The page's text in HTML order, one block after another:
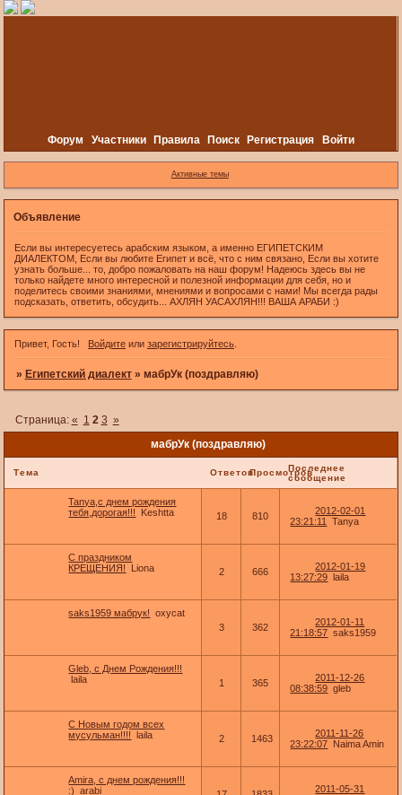
Форум Участники Правила Поиск Регистрация Войти
Активные темы
Объявление
Если вы интересуетесь арабским языком, а именно ЕГИПЕТСКИМ
ДИАЛЕКТОМ, Если вы любите Египет и всё, что с ним связано, Если вы хотите
узнать больше... то, добро пожаловать на наш форум! Надеюсь здесь вы не
только найдете много интересной и полезной информации для себя, но и
поделитесь своими знаниями, мнениями и вопросами с нами! Мы всегда рады
подсказать, ответить, обсудить... АХЛЯН УАСАХЛЯН!!! ВАША АРАБИ :)
Привет, Гость! Войдитеили зарегистрируйтесь.
» Египетский диалект » мабрУк (поздравляю)
мабрУк (поздравляю)
Страница: « 1 2 3 »
Тема ОтветовПросмотровПоследнее
сообщение
Tanya,с днем рождения
тебя,дорогая!!!
Keshtta 18 810
2012-02-01
23:21:11
Tanya
С праздником
КРЕЩЕНИЯ!
Liona 2 666
2012-01-19
13:27:29 laila
saks1959 мабрук!
oxycat
3
362
2012-01-11
21:18:57 saks1959
Gleb, с Днем Рождения!!!
laila
1 365
2011-12-26
08:38:59 gleb
С Новым годом всех
мусульман!!!!
laila 2 1463
2011-11-26
23:22:07 Naima Amin
Amira, с днем рождения!!!
:)
arabi
2011-05-31